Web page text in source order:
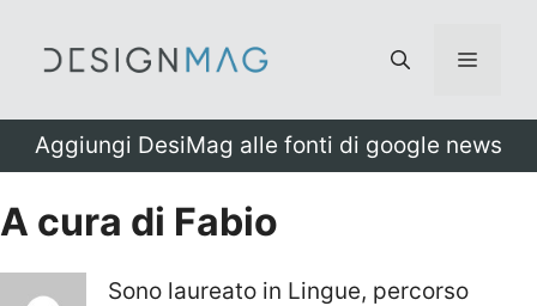
Menu
Aggiungi DesiMag alle fonti di google news
A cura di Fabio
Sono laureato in Lingue, percorso